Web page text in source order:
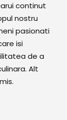
carui continut
nostru
pasionati
isi
de a
Alt